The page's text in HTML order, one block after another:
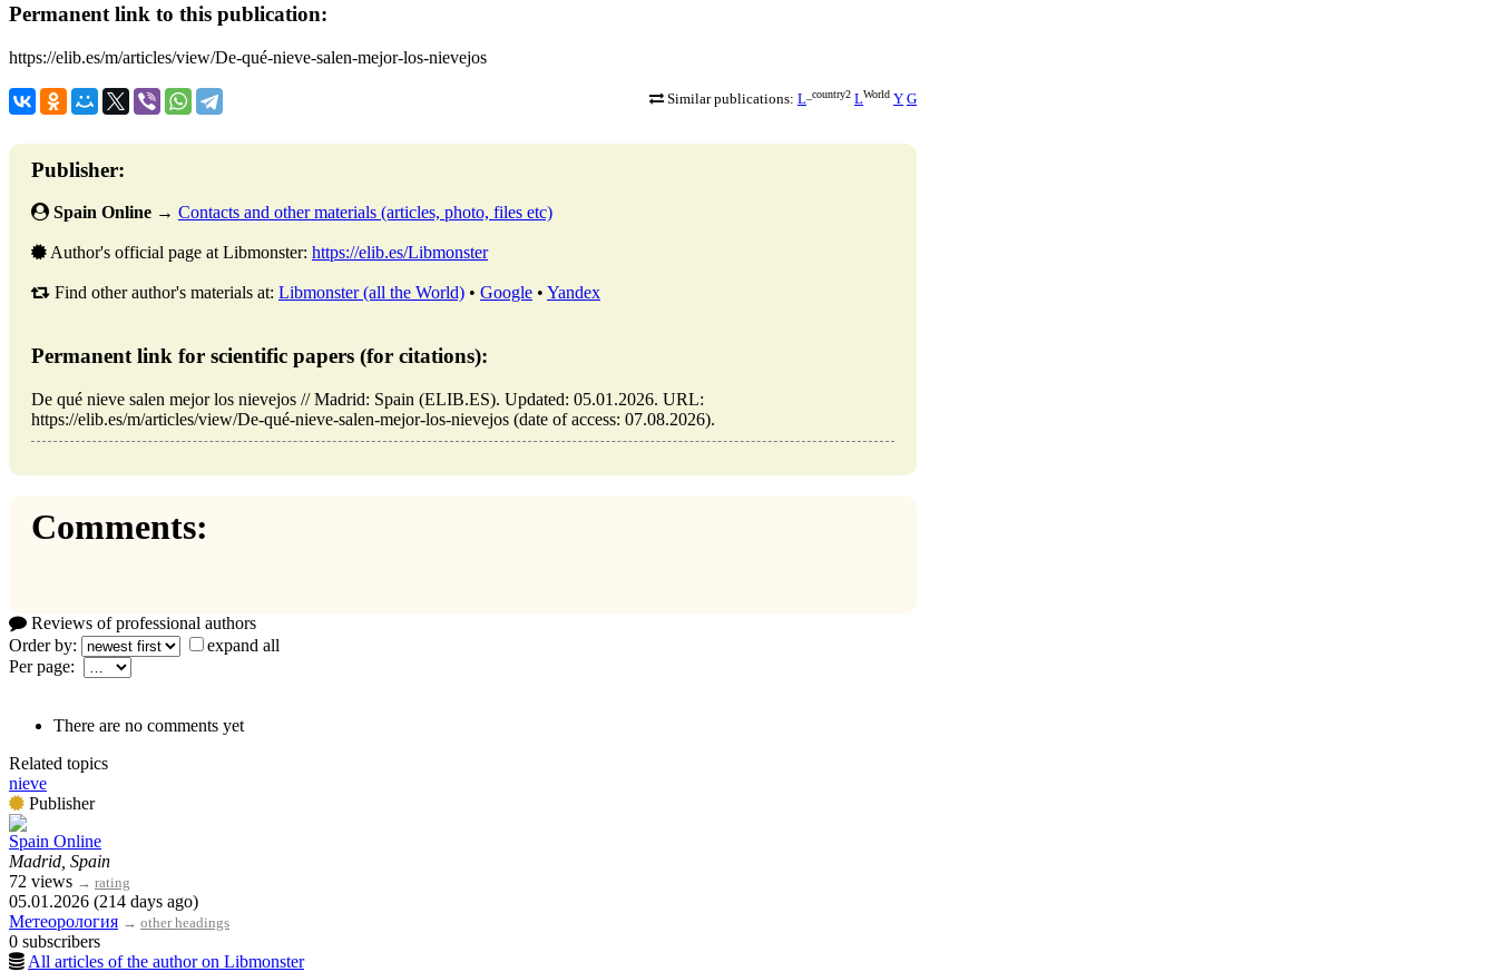
Permanent link to this publication:
https://elib.es/m/articles/view/De-qué-nieve-salen-mejor-los-nievejos
Similar publications: L _country2 LWorld Y G
Publisher:
Spain Online → Contacts and other materials (articles, photo, files etc)
Author's official page at Libmonster: https://elib.es/Libmonster
Find other author's materials at: Libmonster (all the World) • Google • Yandex
Permanent link for scientific papers (for citations):
De qué nieve salen mejor los nievejos // Madrid: Spain (ELIB.ES). Updated: 05.01.2026. URL:
https://elib.es/m/articles/view/De-qué-nieve-salen-mejor-los-nievejos (date of access: 07.08.2026).
Comments:
Reviews of professional authors
Order by:
expand all
Per page:
There are no comments yet
Related topics
nieve
Publisher
Spain Online
Madrid, Spain
72 views → rating
05.01.2026 (214 days ago)
Метеорология → other headings
0 subscribers
All articles of the author on Libmonster